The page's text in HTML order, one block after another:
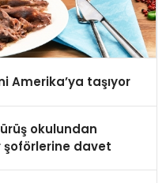
Amerika’ya taşıyor
okulundan
şoförlerine davet